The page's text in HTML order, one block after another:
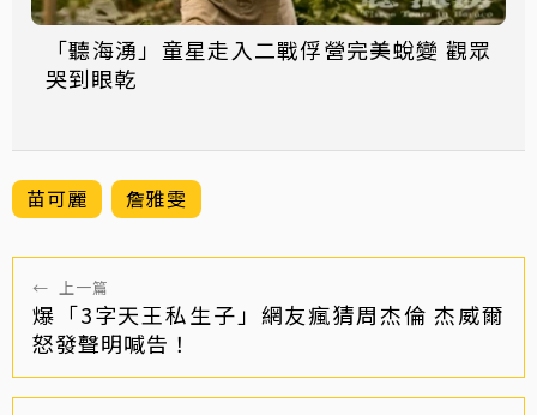
「聽海湧」童星走入二戰俘營完美蛻變 觀眾
哭到眼乾
苗可麗 詹雅雯
← 上一篇
爆「3字天王私生子」網友瘋猜周杰倫 杰威爾
怒發聲明喊告！